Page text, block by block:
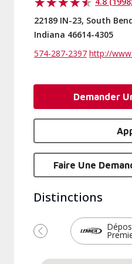
22189 IN-23, South
Indiana 46614-4305
574-287-2397 http://
Demander
Faire Une
Distinctions
Précédent